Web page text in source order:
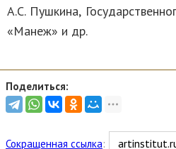
А.С. Пушкина,
«Манеж» и др.
Поделиться:
Сокращенная ссылка: